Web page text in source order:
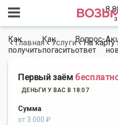
8
Как
получить
Как
погасить
Вопрос-
ответ
Главная Услуги На
Первый заём
ДЕНЬГИ У ВАС В 18:07
Сумма
от 3 000 ₽